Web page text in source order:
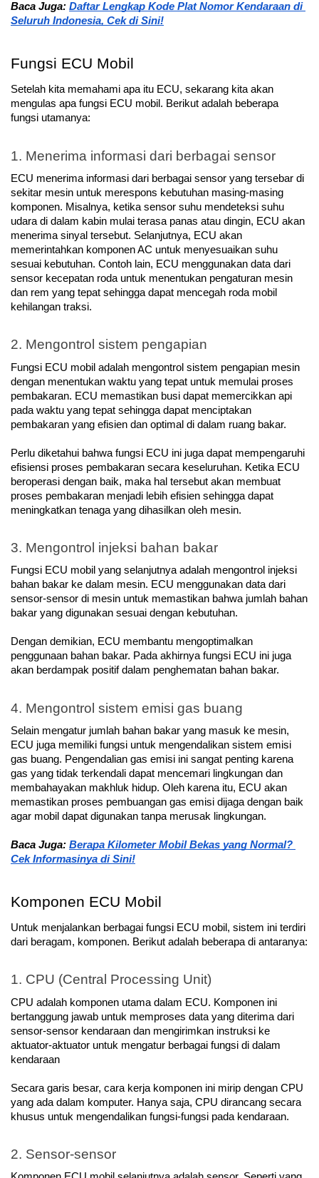
Baca Juga: Daftar Lengkap Kode Plat Nomor Kendaraan di
Seluruh Indonesia, Cek di Sini!
Fungsi ECU Mobil
Setelah kita memahami apa itu ECU, sekarang kita akan
mengulas apa fungsi ECU mobil. Berikut adalah beberapa
fungsi utamanya:
1. Menerima informasi dari berbagai sensor
ECU menerima informasi dari berbagai sensor yang tersebar di
sekitar mesin untuk merespons kebutuhan masing-masing
komponen. Misalnya, ketika sensor suhu mendeteksi suhu
udara di dalam kabin mulai terasa panas atau dingin, ECU akan
menerima sinyal tersebut. Selanjutnya, ECU akan
memerintahkan komponen AC untuk menyesuaikan suhu
sesuai kebutuhan. Contoh lain, ECU menggunakan data dari
sensor kecepatan roda untuk menentukan pengaturan mesin
dan rem yang tepat sehingga dapat mencegah roda mobil
kehilangan traksi.
2. Mengontrol sistem pengapian
Fungsi ECU mobil adalah mengontrol sistem pengapian mesin
dengan menentukan waktu yang tepat untuk memulai proses
pembakaran. ECU memastikan busi dapat memercikkan api
pada waktu yang tepat sehingga dapat menciptakan
pembakaran yang efisien dan optimal di dalam ruang bakar.
Perlu diketahui bahwa fungsi ECU ini juga dapat mempengaruhi
efisiensi proses pembakaran secara keseluruhan. Ketika ECU
beroperasi dengan baik, maka hal tersebut akan membuat
proses pembakaran menjadi lebih efisien sehingga dapat
meningkatkan tenaga yang dihasilkan oleh mesin.
3. Mengontrol injeksi bahan bakar
Fungsi ECU mobil yang selanjutnya adalah mengontrol injeksi
bahan bakar ke dalam mesin. ECU menggunakan data dari
sensor-sensor di mesin untuk memastikan bahwa jumlah bahan
bakar yang digunakan sesuai dengan kebutuhan.
Dengan demikian, ECU membantu mengoptimalkan
penggunaan bahan bakar. Pada akhirnya fungsi ECU ini juga
akan berdampak positif dalam penghematan bahan bakar.
4. Mengontrol sistem emisi gas buang
Selain mengatur jumlah bahan bakar yang masuk ke mesin,
ECU juga memiliki fungsi untuk mengendalikan sistem emisi
gas buang. Pengendalian gas emisi ini sangat penting karena
gas yang tidak terkendali dapat mencemari lingkungan dan
membahayakan makhluk hidup. Oleh karena itu, ECU akan
memastikan proses pembuangan gas emisi dijaga dengan baik
agar mobil dapat digunakan tanpa merusak lingkungan.
Baca Juga: Berapa Kilometer Mobil Bekas yang Normal?
Cek Informasinya di Sini!
Komponen ECU Mobil
Untuk menjalankan berbagai fungsi ECU mobil, sistem ini terdiri
dari beragam, komponen. Berikut adalah beberapa di antaranya:
1. CPU (Central Processing Unit)
CPU adalah komponen utama dalam ECU. Komponen ini
bertanggung jawab untuk memproses data yang diterima dari
sensor-sensor kendaraan dan mengirimkan instruksi ke
aktuator-aktuator untuk mengatur berbagai fungsi di dalam
kendaraan
Secara garis besar, cara kerja komponen ini mirip dengan CPU
yang ada dalam komputer. Hanya saja, CPU dirancang secara
khusus untuk mengendalikan fungsi-fungsi pada kendaraan.
2. Sensor-sensor